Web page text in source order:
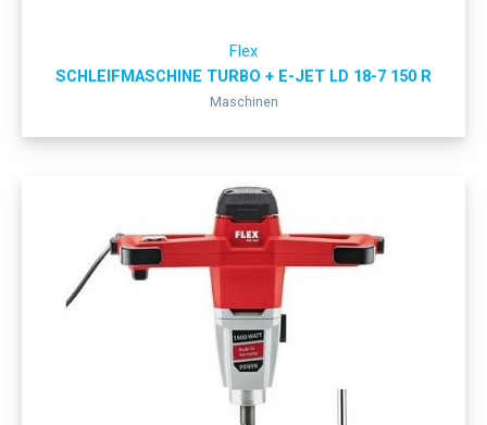
Flex
SCHLEIFMASCHINE TURBO + E-JET LD 18-7 150 R
Maschinen